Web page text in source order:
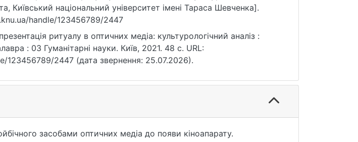
Київський національний університет імені Тараса Шевченка].
handle/123456789/2447
ритуалу в оптичних медіа: культурологічний аналіз :
: 03 Гуманітарні науки. Київ, 2021. 48 с. URL:
123456789/2447 (дата звернення: 25.07.2026).
засобами оптичних медіа до появи кіноапарату.